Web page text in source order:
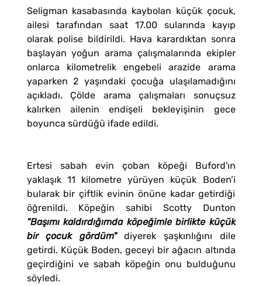
Seligman kasabasında kaybolan küçük çocuk,
ailesi tarafından saat 17.00 sularında kayıp
olarak polise bildirildi. Hava karardıktan sonra
başlayan yoğun arama çalışmalarında ekipler
onlarca kilometrelik engebeli arazide arama
yaparken 2 yaşındaki çocuğa ulaşılamadığını
açıkladı. Çölde arama çalışmaları sonuçsuz
kalırken ailenin endişeli bekleyişinin gece
boyunca sürdüğü ifade edildi.
Ertesi sabah evin çoban köpeği Buford'ın
yaklaşık 11 kilometre yürüyen küçük Boden’i
bularak bir çiftlik evinin önüne kadar getirdiği
öğrenildi. Köpeğin sahibi Scotty Dunton
"Başımı kaldırdığımda köpeğimle birlikte küçük
bir çocuk gördüm"diyerek şaşkınlığını dile
getirdi. Küçük Boden, geceyi bir ağacın altında
geçirdiğini ve sabah köpeğin onu bulduğunu
söyledi.